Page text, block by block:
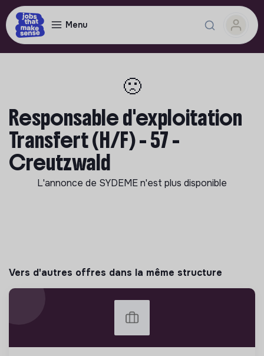
Menu
🙁
Responsable d'exploitation
Transfert (H/F) - 57 -
Creutzwald
L'annonce de SYDEMEn'est plus disponible
Vers d'autres offres dans la même structure